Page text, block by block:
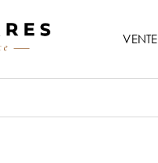
VENTE